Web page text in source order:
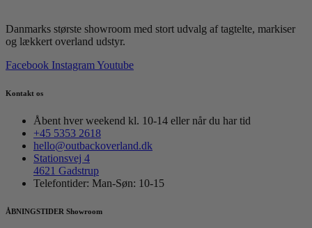
Danmarks største showroom med stort udvalg af tagtelte, markiser
og lækkert overland udstyr.
Facebook InstagramYoutube
Kontakt os
Åbent hver weekend kl. 10-14 eller når du har tid
+45 5353 2618
hello@outbackoverland.dk
Stationsvej 4
4621 Gadstrup
Telefontider: Man-Søn: 10-15
ÅBNINGSTIDER Showroom